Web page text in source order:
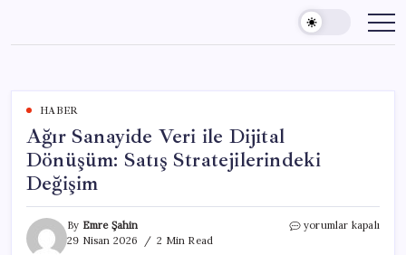
content
HABER
Ağır Sanayide Veri ile Dijital
Dönüşüm: Satış Stratejilerindeki
Değişim
By Emre Şahin
29 Nisan 2026
2 Min Read
Ağır
yorumlar kapalı